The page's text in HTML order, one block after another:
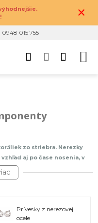
×
0948 015 755
zo striebra. Nerezky
aj po čase nosenia, v
materiál sa často nazýva aj
o kvalitný a odolný materiál,
ako aj najbežnejšie
krúžky..). Ak sa napríklad
Prívesky z nerezovej
ocele